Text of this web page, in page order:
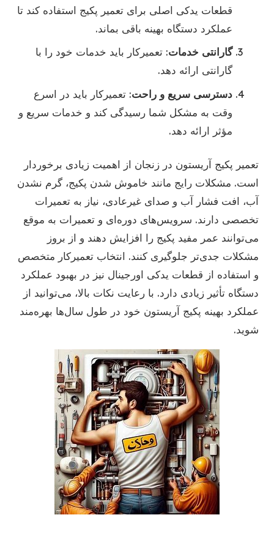
قطعات یدکی اصلی برای تعمیر پکیج استفاده کند تا
عملکرد دستگاه بهینه باقی بماند.
گارانتی خدمات: تعمیرکار باید خدمات خود را با
گارانتی ارائه دهد.
دسترسی سریع و راحت: تعمیرکار باید در اسرع
وقت به مشکل شما رسیدگی کند و خدمات سریع و
مؤثر ارائه دهد.
تعمیر پکیج آریستون در زنجان از اهمیت زیادی برخوردار
است. مشکلات رایج مانند خاموش شدن پکیج، گرم نشدن
آب، افت فشار آب و صدای غیرعادی، نیاز به تعمیرات
تخصصی دارند. سرویس‌های دوره‌ای و تعمیرات به موقع
می‌توانند عمر مفید پکیج را افزایش دهند و از بروز
مشکلات جدی‌تر جلوگیری کنند. انتخاب تعمیرکار متخصص
و استفاده از قطعات یدکی اورجینال نیز در بهبود عملکرد
دستگاه تأثیر زیادی دارد. با رعایت نکات بالا، می‌توانید از
عملکرد بهینه پکیج آریستون خود در طول سال‌ها بهره‌مند
شوید.